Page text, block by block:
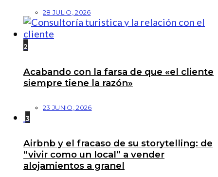
28 JULIO, 2026
2
Acabando con la farsa de que «el cliente
siempre tiene la razón»
23 JUNIO, 2026
3
Airbnb y el fracaso de su storytelling: de
“vivir como un local” a vender
alojamientos a granel